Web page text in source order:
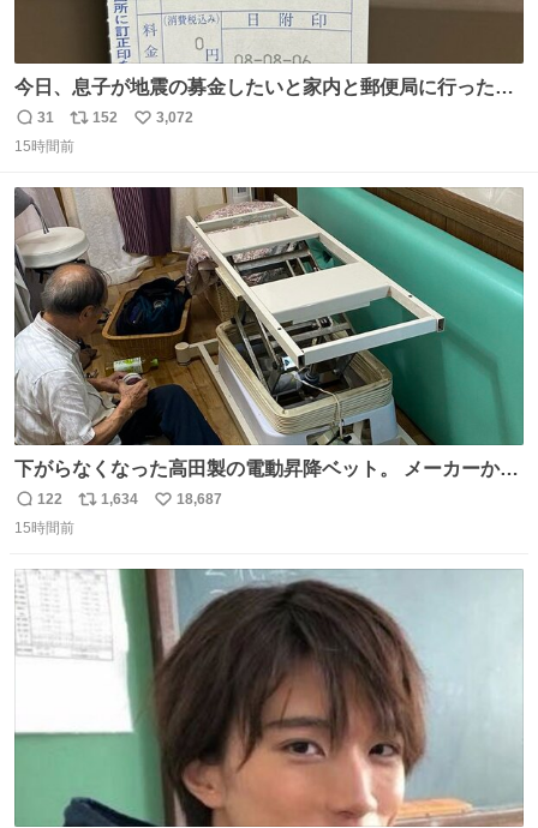
今日、息子が地震の募金したいと家内と郵便局に行ったみ
たいです。おもちゃとか買う選択肢もあったと思うけど、
自分で貯めてた2万円を役に立てて欲しい、みんなも元気
かできたらなぁと思いました。
返
信
31
リ
ポ
ト
数
152
い
数
3,072
15時間前
下がらなくなった高田製の電動昇降ベット。 メーカーから
は、完全に見放されたんですが、 見事に85歳の父が治しま
した。 うちの父は、トヨタカローラのボディをオート生産
の配線をハンダで修理している横で、
返
信
122
リ
ト
1,634
い
18,687
15時間前